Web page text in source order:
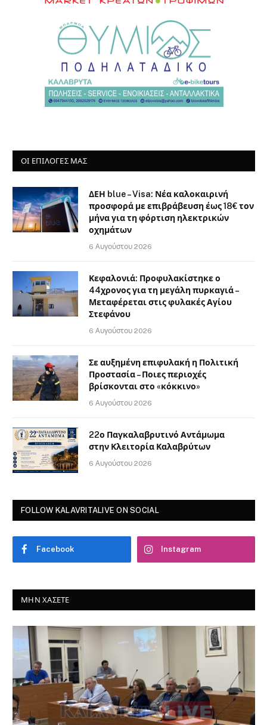
ΟΙ ΕΠΙΛΟΓΈΣ ΜΑΣ
ΔΕΗ blue – Visa: Νέα καλοκαιρινή
προσφορά με επιβράβευση έως 18€ τον
μήνα για τη φόρτιση ηλεκτρικών
οχημάτων
6 Αυγούστου 2026
Κεφαλονιά: Προφυλακίστηκε ο
44χρονος για τη μεγάλη πυρκαγιά –
Μεταφέρεται στις φυλακές Αγίου
Στεφάνου
6 Αυγούστου 2026
Σε αυξημένη επιφυλακή η Πολιτική
Προστασία – Ποιες περιοχές
βρίσκονται στο «κόκκινο»
6 Αυγούστου 2026
22ο Παγκαλαβρυτινό Αντάμωμα
στην Κλειτορία Καλαβρύτων
6 Αυγούστου 2026
FOLLOW KALAVRITALIVE ON SOCIAL
Facebook Instagram
ΜΗΝ ΧΆΣΕΤΕ